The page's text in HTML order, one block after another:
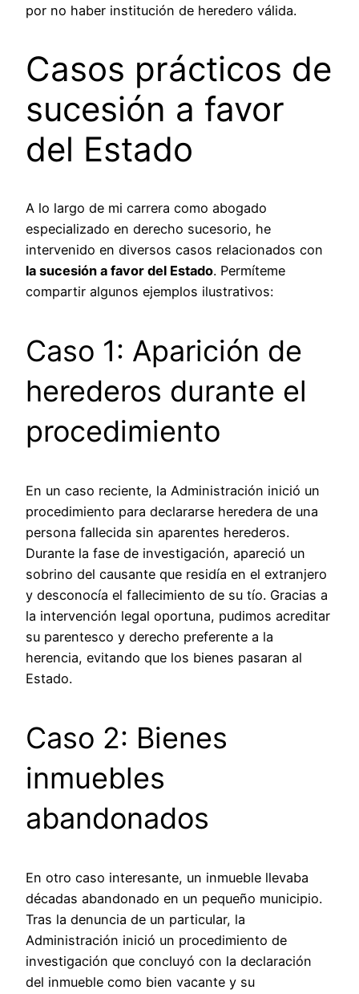
por no haber institución de heredero válida.
Casos prácticos de
sucesión a favor
del Estado
A lo largo de mi carrera como abogado
especializado en derecho sucesorio, he
intervenido en diversos casos relacionados con
la sucesión a favor del Estado. Permíteme
compartir algunos ejemplos ilustrativos:
Caso 1: Aparición de
herederos durante el
procedimiento
En un caso reciente, la Administración inició un
procedimiento para declararse heredera de una
persona fallecida sin aparentes herederos.
Durante la fase de investigación, apareció un
sobrino del causante que residía en el extranjero
y desconocía el fallecimiento de su tío. Gracias a
la intervención legal oportuna, pudimos acreditar
su parentesco y derecho preferente a la
herencia, evitando que los bienes pasaran al
Estado.
Caso 2: Bienes
inmuebles
abandonados
En otro caso interesante, un inmueble llevaba
décadas abandonado en un pequeño municipio.
Tras la denuncia de un particular, la
Administración inició un procedimiento de
investigación que concluyó con la declaración
del inmueble como bien vacante y su